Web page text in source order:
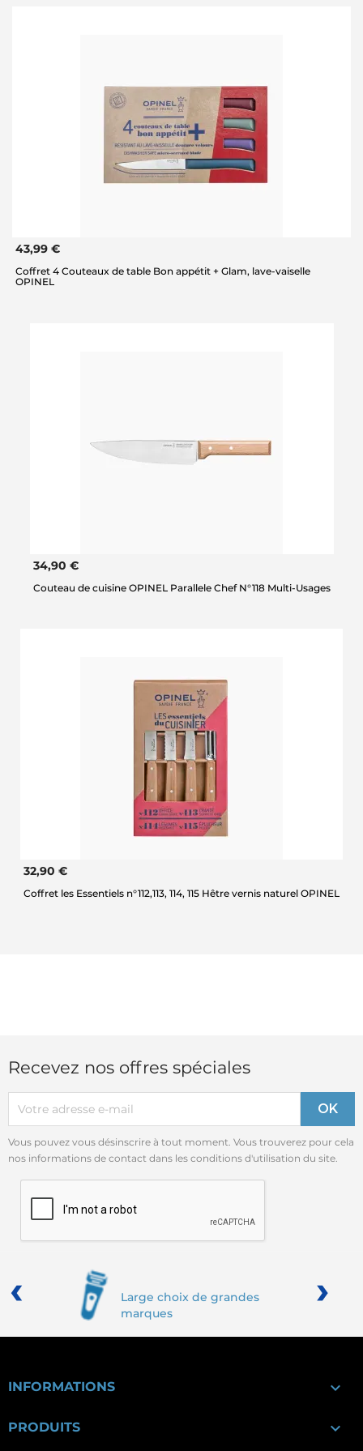
43,99 €
Coffret 4 Couteaux de table Bon appétit + Glam, lave-vaiselle
OPINEL
34,90 €
Couteau de cuisine OPINEL Parallele Chef N°118 Multi-Usages
32,90 €
Coffret les Essentiels n°112,113, 114, 115 Hêtre vernis naturel OPINEL
Recevez nos offres spéciales
Vous pouvez vous désinscrire à tout moment. Vous trouverez pour cela
nos informations de contact dans les conditions d'utilisation du site.
Large choix de grandes
marques
‹ ›
INFORMATIONS 
PRODUITS 